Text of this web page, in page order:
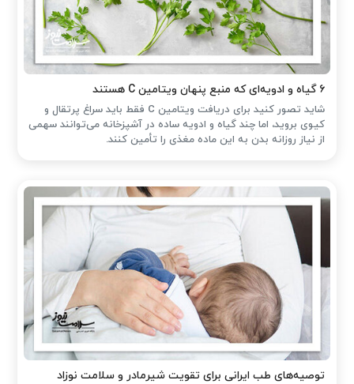
۶ گیاه و ادویه‌ای که منبع پنهان ویتامین C هستند
شاید تصور کنید برای دریافت ویتامین C فقط باید سراغ پرتقال و
کیوی بروید، اما چند گیاه و ادویه ساده در آشپزخانه می‌توانند سهمی
از نیاز روزانه بدن به این ماده مغذی را تأمین کنند.
توصیه‌های طب ایرانی برای تقویت شیرمادر و سلامت نوزاد